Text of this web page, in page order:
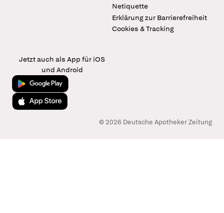
Netiquette
Erklärung zur Barrierefreiheit
Cookies & Tracking
Jetzt auch als App für iOS
und Android
Jetzt bei Google Play
Laden im App Store
© 2026 Deutsche Apotheker Zeitung